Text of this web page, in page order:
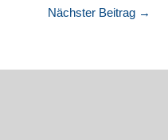
Nächster Beitrag →